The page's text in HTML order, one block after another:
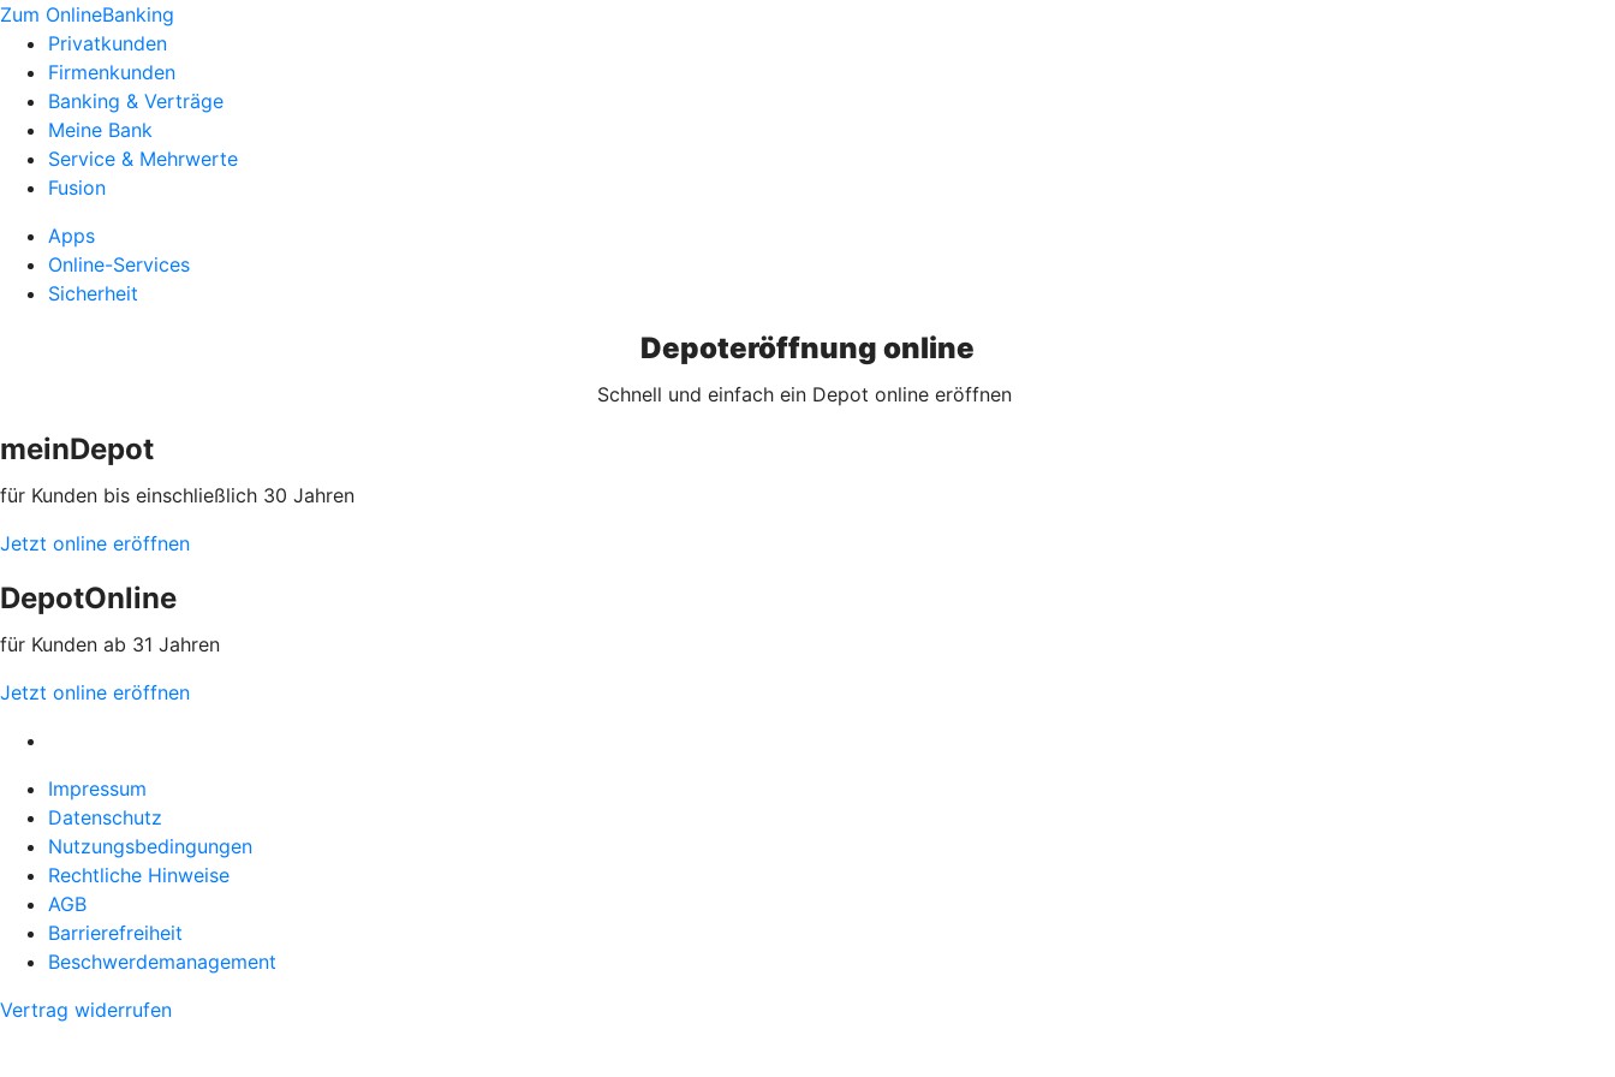
Zum OnlineBanking
Privatkunden
Firmenkunden
Banking & Verträge
Meine Bank
Service & Mehrwerte
Fusion
Apps
Online-Services
Sicherheit
Depoteröffnung online
Schnell und einfach ein Depot online eröffnen
meinDepot
für Kunden bis einschließlich 30 Jahren
Jetzt online eröffnen
DepotOnline
für Kunden ab 31 Jahren
Jetzt online eröffnen
Impressum
Datenschutz
Nutzungsbedingungen
Rechtliche Hinweise
AGB
Barrierefreiheit
Beschwerdemanagement
Vertrag widerrufen